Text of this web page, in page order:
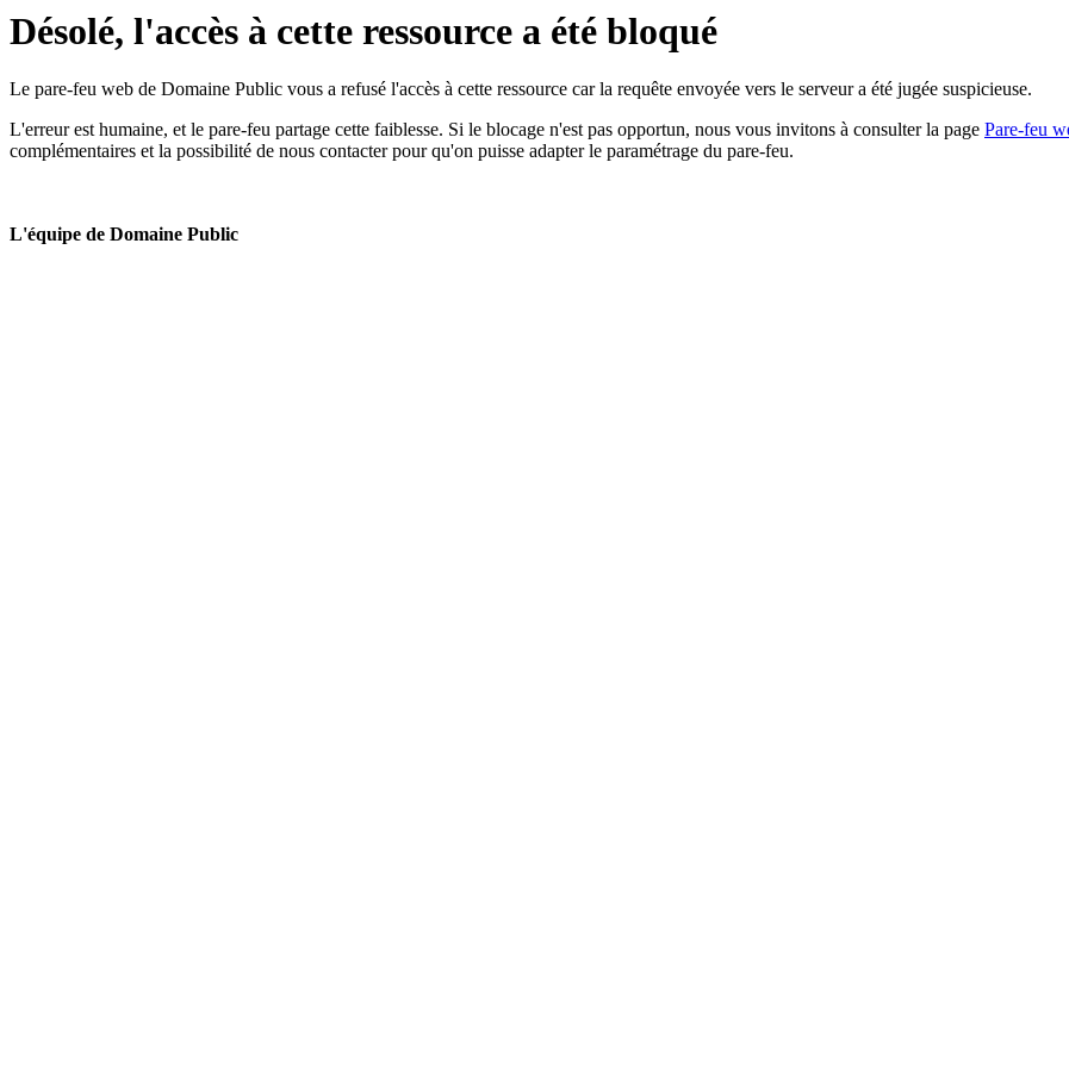
Désolé, l'accès à cette ressource a été bloqué
Le pare-feu web de Domaine Public vous a refusé l'accès à cette ressource car la requête envoyée vers le serveur a été jugée suspicieuse.
L'erreur est humaine, et le pare-feu partage cette faiblesse. Si le blocage n'est pas opportun, nous vous invitons à consulter la page Pare-feu
complémentaires et la possibilité de nous contacter pour qu'on puisse adapter le paramétrage du pare-feu.
L'équipe de Domaine Public